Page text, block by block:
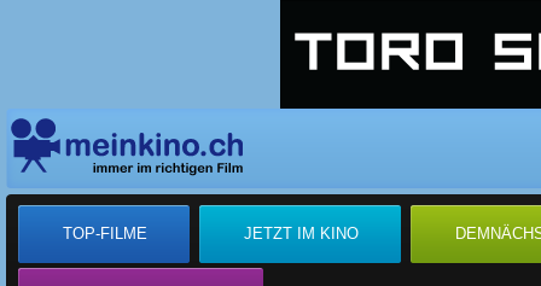
TOP-FILME JETZT IM KINO